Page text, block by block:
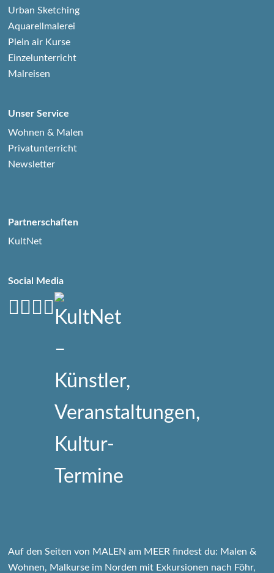
Urban Sketching
Aquarellmalerei
Plein air Kurse
Einzelunterricht
Malreisen
Unser Service
Wohnen & Malen
Privatunterricht
Newsletter
Partnerschaften
KultNet
Social Media
Auf den Seiten von MALEN am MEER findest du: Malen &
Wohnen, Malkurse im Norden mit Exkursionen nach Föhr,